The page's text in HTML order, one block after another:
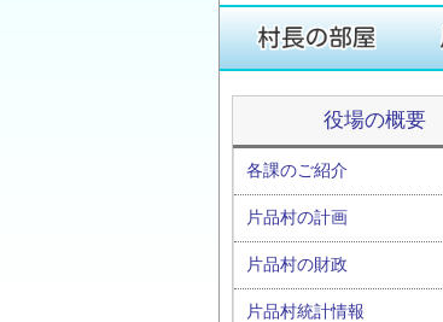
役場の概要
各課のご紹介
片品村の計画
片品村の財政
片品村統計情報